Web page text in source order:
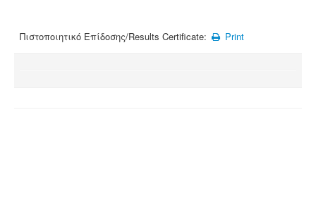
Πιστοποιητικό Επίδοσης/Results Certificate: Print